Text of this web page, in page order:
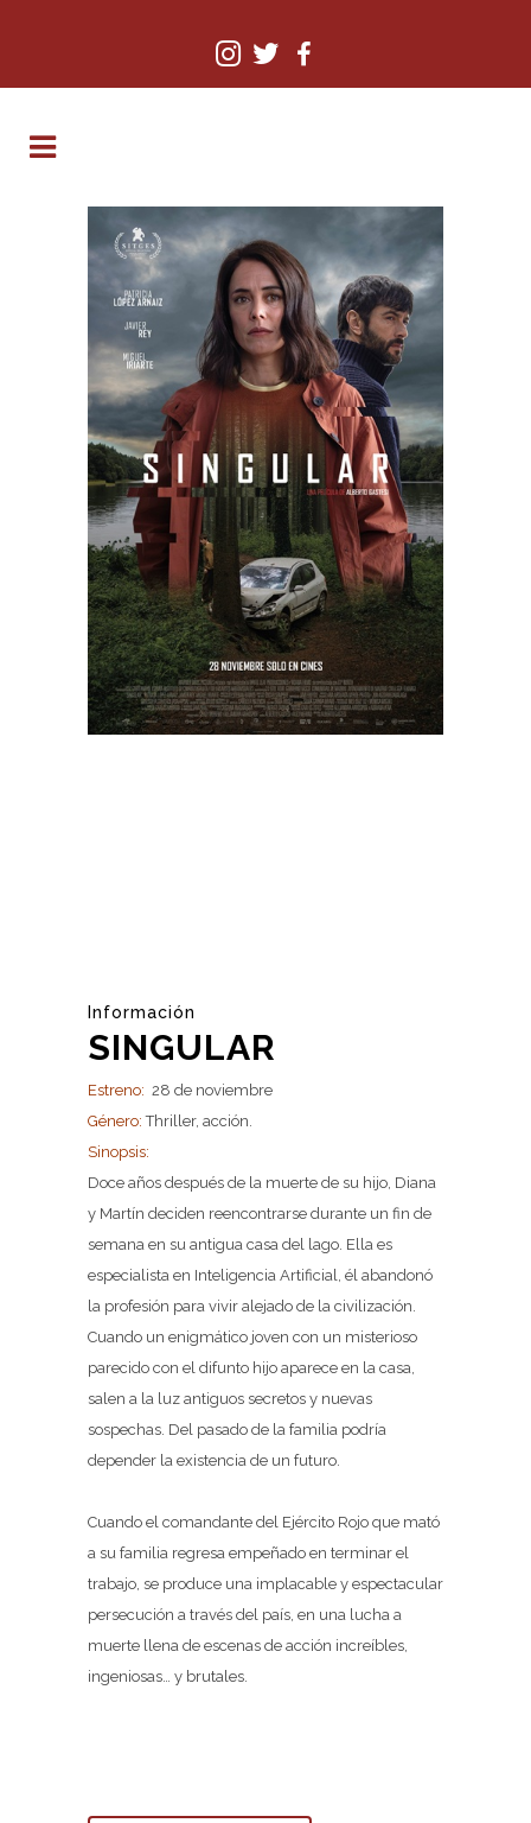
Información
SINGULAR
Estreno: 28 de noviembre
Género:Thriller, acción.
Sinopsis:
Doce años después de la muerte de su hijo, Diana
y Martín deciden reencontrarse durante un fin de
semana en su antigua casa del lago. Ella es
especialista en Inteligencia Artificial, él abandonó
la profesión para vivir alejado de la civilización.
Cuando un enigmático joven con un misterioso
parecido con el difunto hijo aparece en la casa,
salen a la luz antiguos secretos y nuevas
sospechas. Del pasado de la familia podría
depender la existencia de un futuro.
Cuando el comandante del Ejército Rojo que mató
a su familia regresa empeñado en terminar el
trabajo, se produce una implacable y espectacular
persecución a través del país, en una lucha a
muerte llena de escenas de acción increíbles,
ingeniosas… y brutales.